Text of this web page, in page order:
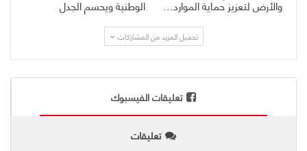
والأرض لتعزيز حماية الموارد… الوطنية ويحسم الجدل
تحميل المزيد من المشاركات
تعليقات الفيسبوك
تعليقات